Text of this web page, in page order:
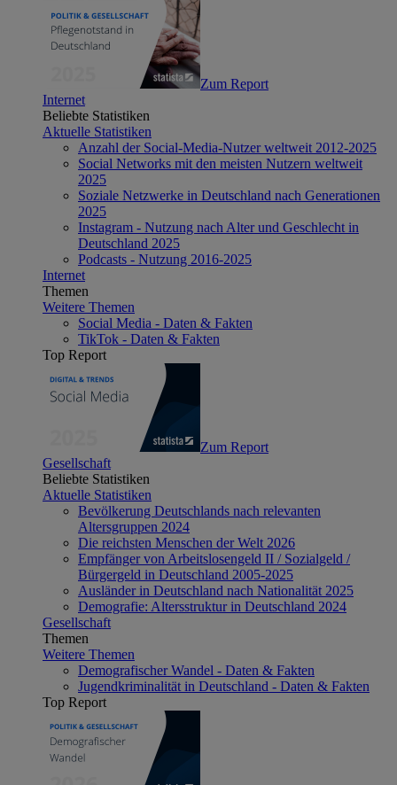
Zum Report
Internet
Beliebte Statistiken
Aktuelle Statistiken
Anzahl der Social-Media-Nutzer weltweit 2012-2025
Social Networks mit den meisten Nutzern weltweit
2025
Soziale Netzwerke in Deutschland nach Generationen
2025
Instagram - Nutzung nach Alter und Geschlecht in
Deutschland 2025
Podcasts - Nutzung 2016-2025
Internet
Themen
Weitere Themen
Social Media - Daten & Fakten
TikTok - Daten & Fakten
Top Report
Zum Report
Gesellschaft
Beliebte Statistiken
Aktuelle Statistiken
Bevölkerung Deutschlands nach relevanten
Altersgruppen 2024
Die reichsten Menschen der Welt 2026
Empfänger von Arbeitslosengeld II / Sozialgeld /
Bürgergeld in Deutschland 2005-2025
Ausländer in Deutschland nach Nationalität 2025
Demografie: Altersstruktur in Deutschland 2024
Gesellschaft
Themen
Weitere Themen
Demografischer Wandel - Daten & Fakten
Jugendkriminalität in Deutschland - Daten & Fakten
Top Report